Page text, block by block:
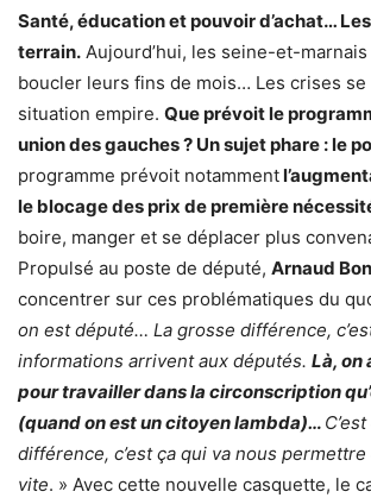
Santé, éducation et pouvoir d’achat…
terrain. Aujourd’hui, les seine-et-
boucler leurs fins de mois… Les crises
situation empire. Que prévoit le
union des gauches ? Un sujet phare : le
programme prévoit notamment
le blocage des prix de première
boire, manger et se déplacer plus
Propulsé au poste de député, Arnaud
concentrer sur ces problématiques du
on est député… La grosse différence,
informations arrivent aux députés. Là, on
pour travailler dans la circonscription
(quand on est un citoyen lambda)…
différence, c’est ça qui va nous permettre
vite. » Avec cette nouvelle casquette, le